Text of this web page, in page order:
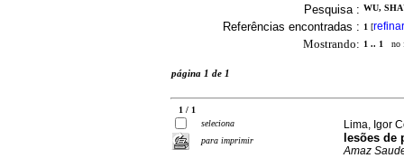
Pesquisa : WU,
Referências encontradas : 1 [refinar
Mostrando: 1 .. 1 no
página 1 de 1
1 / 1
seleciona
para imprimir
Lima, Igor
lesões de
Amaz